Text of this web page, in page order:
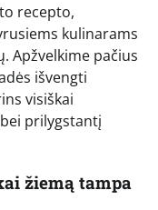
recepto,
kulinarams
Apžvelkime pačius
išvengti
visiškai
prilygstantį
žiemą tampa